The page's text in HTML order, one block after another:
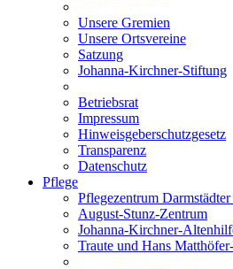
Unsere Gremien
Unsere Ortsvereine
Satzung
Johanna-Kirchner-Stiftung
Betriebsrat
Impressum
Hinweisgeberschutzgesetz
Transparenz
Datenschutz
Pflege
Pflegezentrum
August-Stunz-Zentrum
Johanna-Kirchner-
Traute und Hans